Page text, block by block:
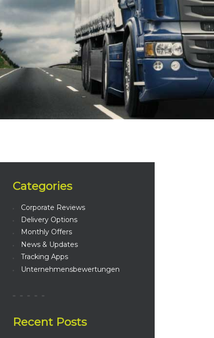
Categories
Corporate Reviews
Delivery Options
Monthly Offers
News & Updates
Tracking Apps
Unternehmensbewertungen
Recent Posts